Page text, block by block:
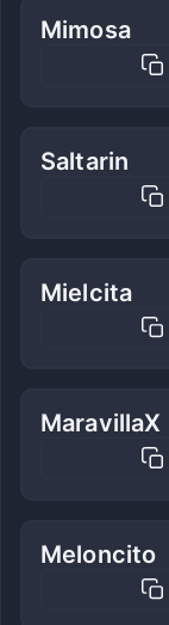
Mimosa
Saltarin
Mielcita
MaravillaX
Meloncito